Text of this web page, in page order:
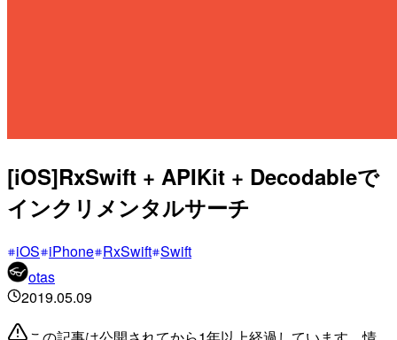
[iOS]RxSwift + APIKit + Decodableで
インクリメンタルサーチ
iOS iPhone RxSwift Swift
otas
2019.05.09